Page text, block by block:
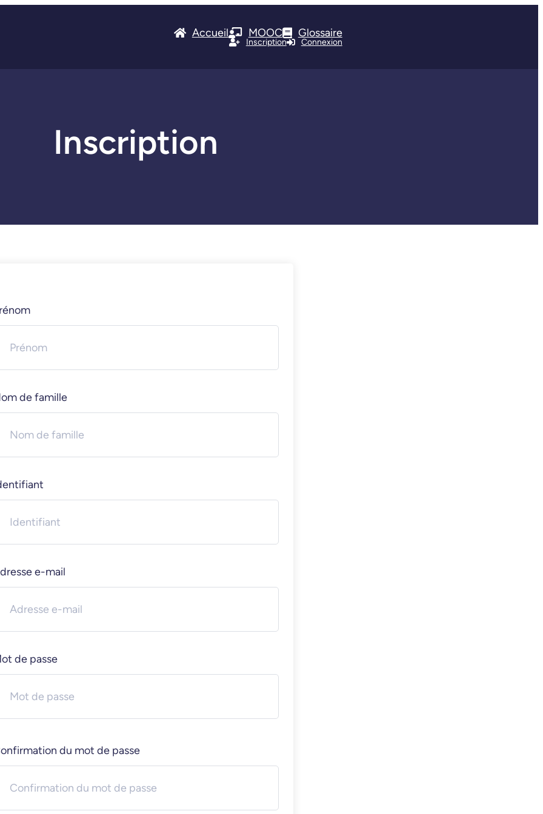
Accueil MOOC Glossaire
Inscription Connexion
Inscription
de famille
e-mail
de passe
du mot de passe